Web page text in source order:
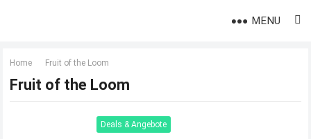
MENU
Home Fruit of the Loom
Fruit of the Loom
Deals & Angebote